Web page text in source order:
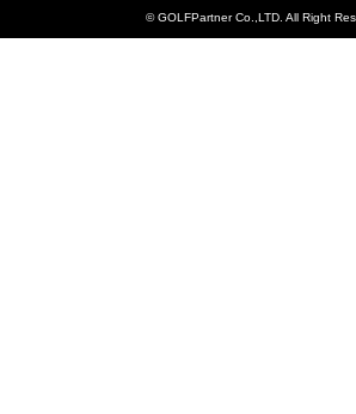
© GOLFPartner Co.,LTD. All Right